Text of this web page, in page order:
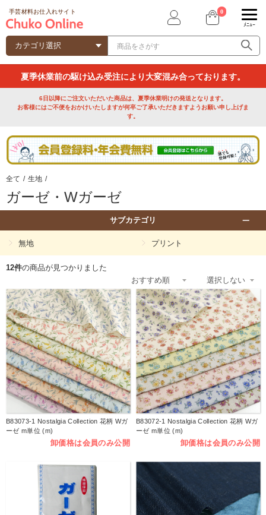
手芸材料お仕入れサイト 0
ﾒﾆｭｰ
夏季休業前の駆け込み受注により大変混み合っております。
6日以降にご注文いただいた商品は、夏季休業明けの発送となります。
お客様にはご不便をおかけいたしますが何卒ご了承いただきますようお願い申し上げま
す。
全て / 生地 /
ガーゼ・Wガーゼ
サブカテゴリ
無地 プリント
12件の商品が見つかりました
B83073-1 Nostalgia Collection 花柄 Wガ
ーゼ m単位 (m)
卸価格は会員のみ公開
B83072-1 Nostalgia Collection 花柄 Wガ
ーゼ m単位 (m)
卸価格は会員のみ公開